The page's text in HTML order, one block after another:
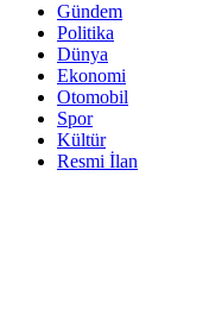
Gündem
Politika
Dünya
Ekonomi
Otomobil
Spor
Kültür
Resmi İlan